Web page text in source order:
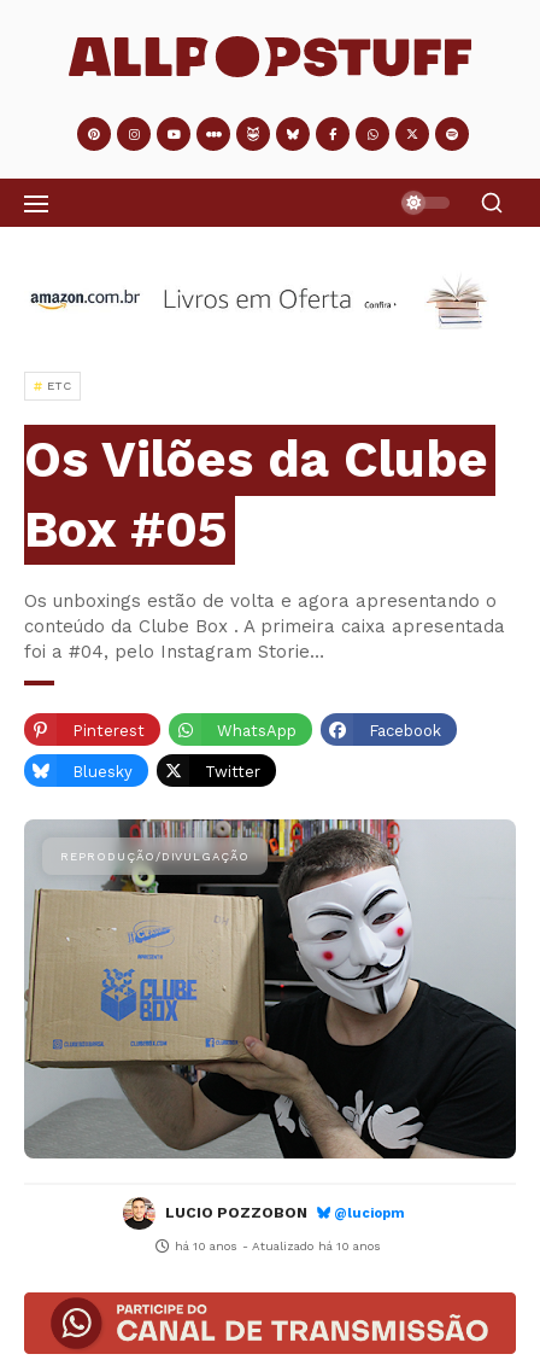
ETC
Os Vilões da Clube
Box #05
Os unboxings estão de volta e agora apresentando o
conteúdo da Clube Box . A primeira caixa apresentada
foi a #04, pelo Instagram Storie…
Pinterest WhatsApp Facebook
Bluesky Twitter
LUCIO POZZOBON @luciopm
há 10 anos - Atualizado há 10 anos